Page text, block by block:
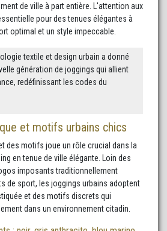
de ville à part entière. L'attention aux
pour des tenues élégantes à
optimal et un style impeccable.
textile et design urbain a donné
génération de joggings qui allient
redéfinissant les codes du
et motifs urbains chics
des motifs joue un rôle crucial dans la
en tenue de ville élégante. Loin des
imposants traditionnellement
de sport, les joggings urbains adoptent
et des motifs discrets qui
dans un environnement citadin.